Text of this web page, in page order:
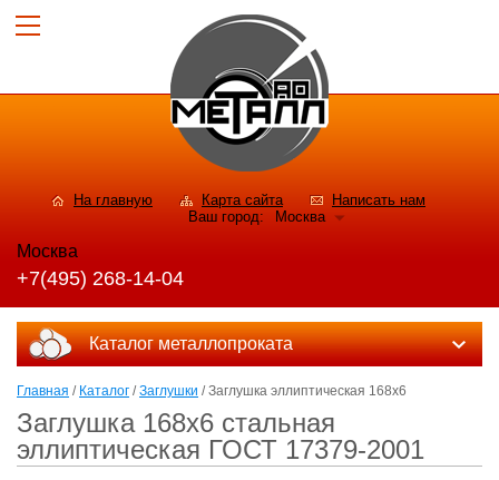
На главную Карта сайта
Написать нам
Ваш город:
Москва
Москва
+7(495) 268-14-04
Каталог металлопроката
Главная / Каталог /Заглушки / Заглушка эллиптическая 168х6
Заглушка 168х6 стальная
эллиптическая ГОСТ 17379-2001